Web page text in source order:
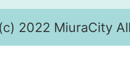
2022 MiuraCity